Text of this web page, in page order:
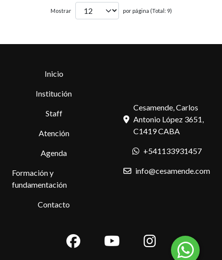
Mostrar por página (Total: 9)
Inicio
Institución
Staff
Atención
Agenda
Formación y
fundamentación
Contacto
Cesamende, Carlos
Antonio López 3651,
C1419 CABA
+541133931457
info@cesamende.com